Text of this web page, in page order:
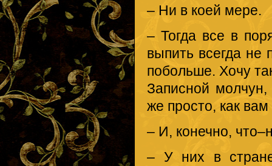
– Ни в коей мере.
– Тогда все в
выпить всегда не
побольше. Хочу
Записной
же просто, как вам
– И, конечно,
– У них в